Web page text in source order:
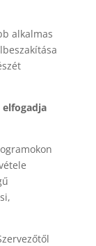
alkalmas
elfogadja